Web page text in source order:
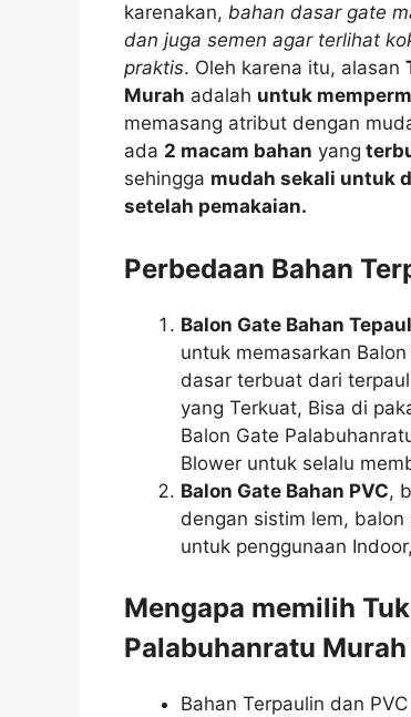
karenakan, bahan dasar gate
dan juga semen agar terlihat
praktis. Oleh karena itu, alasan
Murah adalah untuk
memasang atribut dengan
ada 2 macam bahan yang
sehingga mudah sekali untuk
setelah pemakaian.
Perbedaan Bahan
Balon Gate Bahan
untuk memasarkan
dasar terbuat dari
yang Terkuat, Bisa di
Balon Gate
Blower untuk selalu
Balon Gate Bahan PVC,
dengan sistim lem,
untuk penggunaan Indoor,
Mengapa memilih
Palabuhanratu Murah
Bahan Terpaulin dan